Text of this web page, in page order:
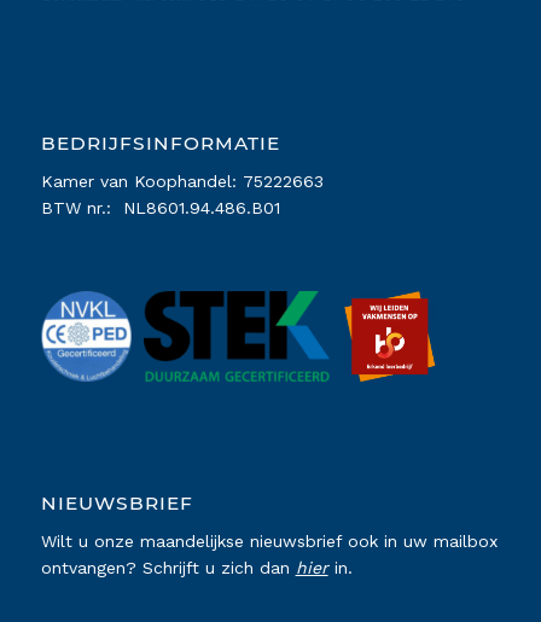
BEDRIJFSINFORMATIE
Kamer van Koophandel: 75222663
BTW nr.: NL8601.94.486.B01
NIEUWSBRIEF
Wilt u onze maandelijkse nieuwsbrief ook in uw mailbox
ontvangen? Schrijft u zich dan hierin.